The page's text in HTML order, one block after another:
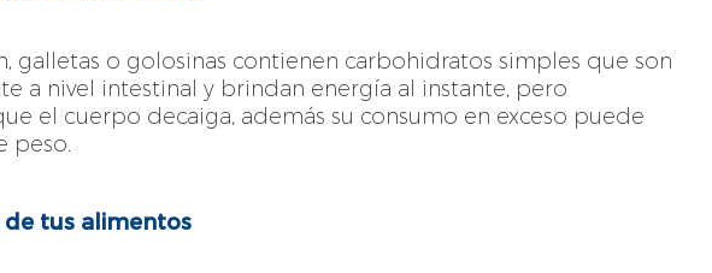
galletas o golosinas contienen carbohidratos simples que son
a nivel intestinal y brindan energía al instante, pero
el cuerpo decaiga, además su consumo en exceso puede
peso.
de tus alimentos